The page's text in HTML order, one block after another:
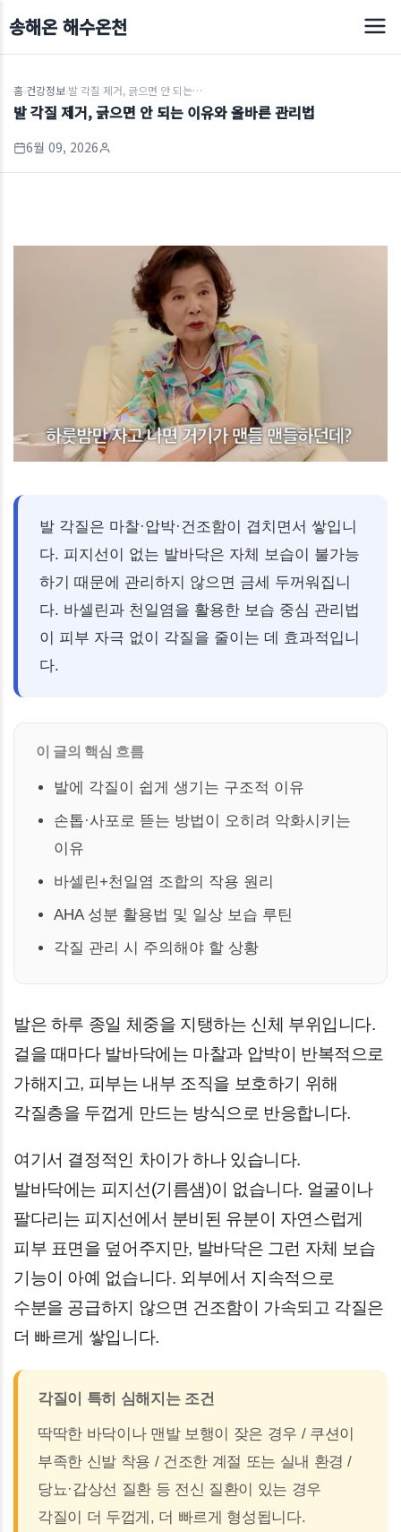
송해온 해수온천
홈›건강정보› 발 각질 제거, 긁으면 안 되는 이유와 올바른 관리법
발 각질 제거, 긁으면 안 되는 이유와 올바른 관리법
6월 09, 2026
발 각질은 마찰·압박·건조함이 겹치면서 쌓입니
다. 피지선이 없는 발바닥은 자체 보습이 불가능
하기 때문에 관리하지 않으면 금세 두꺼워집니
다. 바셀린과 천일염을 활용한 보습 중심 관리법
이 피부 자극 없이 각질을 줄이는 데 효과적입니
다.
이 글의 핵심 흐름
발에 각질이 쉽게 생기는 구조적 이유
손톱·사포로 뜯는 방법이 오히려 악화시키는
이유
바셀린+천일염 조합의 작용 원리
AHA 성분 활용법 및 일상 보습 루틴
각질 관리 시 주의해야 할 상황
발은 하루 종일 체중을 지탱하는 신체 부위입니다.
걸을 때마다 발바닥에는 마찰과 압박이 반복적으로
가해지고, 피부는 내부 조직을 보호하기 위해
각질층을 두껍게 만드는 방식으로 반응합니다.
여기서 결정적인 차이가 하나 있습니다.
발바닥에는 피지선(기름샘)이 없습니다. 얼굴이나
팔다리는 피지선에서 분비된 유분이 자연스럽게
피부 표면을 덮어주지만, 발바닥은 그런 자체 보습
기능이 아예 없습니다. 외부에서 지속적으로
수분을 공급하지 않으면 건조함이 가속되고 각질은
더 빠르게 쌓입니다.
각질이 특히 심해지는 조건
딱딱한 바닥이나 맨발 보행이 잦은 경우 / 쿠션이
부족한 신발 착용 / 건조한 계절 또는 실내 환경 /
당뇨·갑상선 질환 등 전신 질환이 있는 경우
각질이 더 두껍게, 더 빠르게 형성됩니다.